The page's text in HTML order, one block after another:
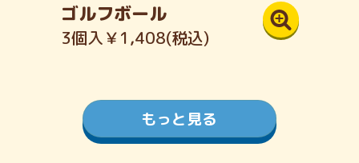
ゴルフボール
3個入￥1,408(税込)
もっと見る